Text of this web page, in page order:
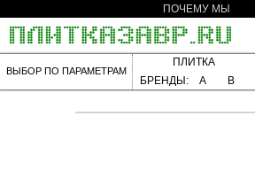
ПОЧЕМУ МЫ
ВЫБОР ПО ПАРАМЕТРАМ
ПЛИТКА
БРЕНДЫ:
A B